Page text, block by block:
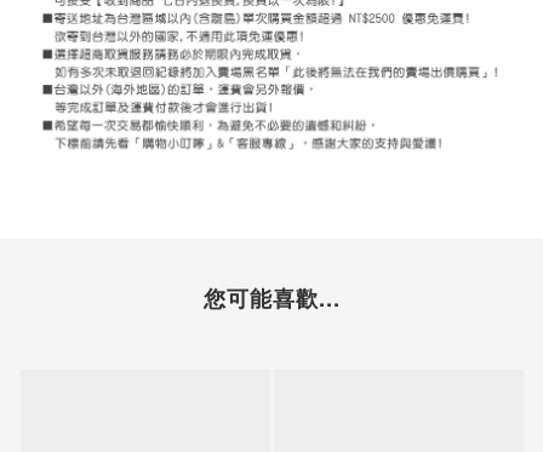
您可能喜歡...